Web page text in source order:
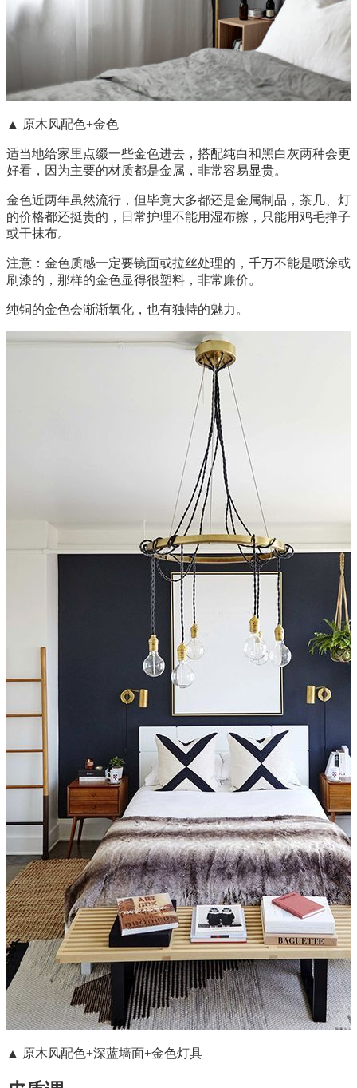
▲ 原木风配色+金色
适当地给家里点缀一些金色进去，搭配纯白和黑白灰两种会更
好看，因为主要的材质都是金属，非常容易显贵。
金色近两年虽然流行，但毕竟大多都还是金属制品，茶几、灯
的价格都还挺贵的，日常护理不能用湿布擦，只能用鸡毛掸子
或干抹布。
注意：金色质感一定要镜面或拉丝处理的，千万不能是喷涂或
刷漆的，那样的金色显得很塑料，非常廉价。
纯铜的金色会渐渐氧化，也有独特的魅力。
▲ 原木风配色+深蓝墙面+金色灯具